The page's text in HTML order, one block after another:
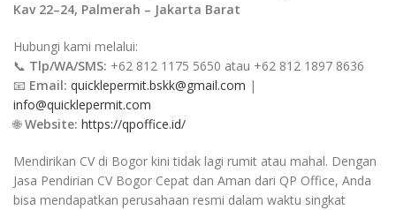
Kav 22–24, Palmerah – Jakarta Barat
Hubungi kami melalui:
📞 Tlp/WA/SMS: +62 812 1175 5650 atau +62 812 1897 8636
📧 Email: quicklepermit.bskk@gmail.com |
info@quicklepermit.com
🌐Website: https://qpoffice.id/
Mendirikan CV di Bogor kini tidak lagi rumit atau mahal. Dengan
Jasa Pendirian CV Bogor Cepat dan Aman dari QP Office, Anda
bisa mendapatkan perusahaan resmi dalam waktu singkat